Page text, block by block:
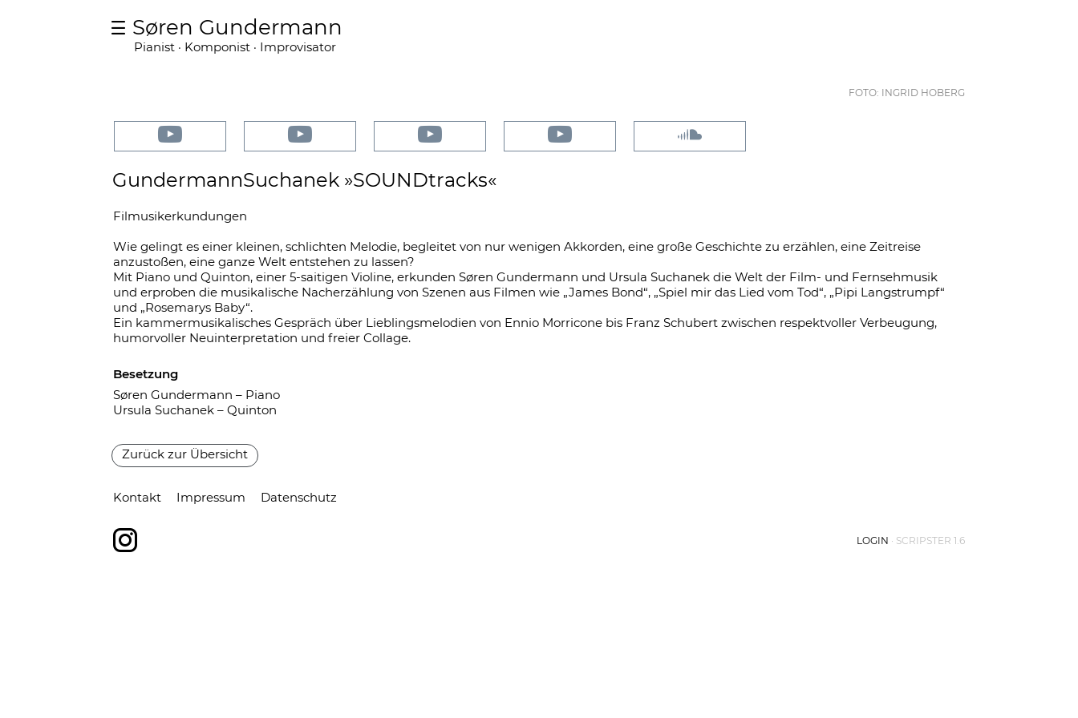
Søren Gundermann
Pianist · Komponist · Improvisator
FOTO: INGRID HOBERG
GundermannSuchanek »SOUNDtracks«
Filmusikerkundungen
Wie gelingt es einer kleinen, schlichten Melodie, begleitet von nur wenigen Akkorden, eine große Geschichte zu erzählen, eine Zeitreise
anzustoßen, eine ganze Welt entstehen zu lassen?
Mit Piano und Quinton, einer 5-saitigen Violine, erkunden Søren Gundermann und Ursula Suchanek die Welt der Film- und Fernsehmusik
und erproben die musikalische Nacherzählung von Szenen aus Filmen wie „James Bond“, „Spiel mir das Lied vom Tod“, „Pipi Langstrumpf“
und „Rosemarys Baby“.
Ein kammermusikalisches Gespräch über Lieblingsmelodien von Ennio Morricone bis Franz Schubert zwischen respektvoller Verbeugung,
humorvoller Neuinterpretation und freier Collage.
Besetzung
Søren Gundermann – Piano
Ursula Suchanek – Quinton
Zurück zur Übersicht
Kontakt Impressum Datenschutz
LOGIN · SCRIPSTER 1.6